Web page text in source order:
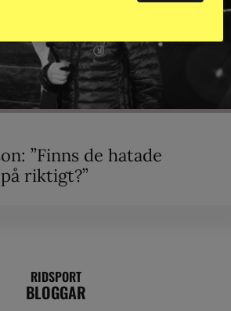
”Finns de hatade
riktigt?”
RIDSPORT
BLOGGAR